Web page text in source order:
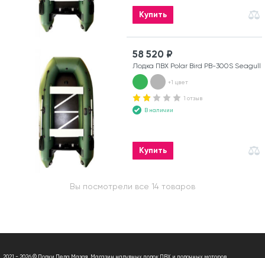
Купить
58 520 ₽
Лодка ПВХ Polar Bird PB-300S Seagull
+1 цвет
1 отзыв
В наличии
Купить
Вы посмотрели все 14 товаров
2021 - 2026 © Лодки Деда Мазая. Магазин надувных лодок ПВХ и лодочных моторов